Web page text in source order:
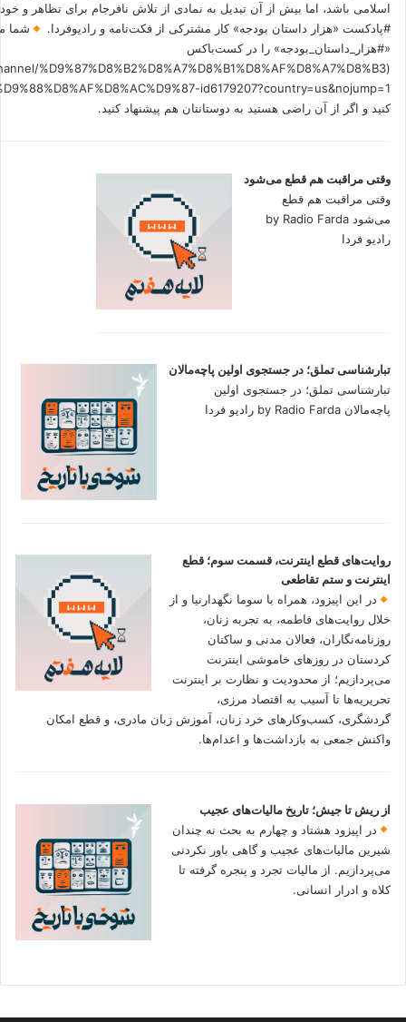
اسلامی باشد، اما بیش از آن تبدیل به نمادی از تلاش نافرجام برای تظاهر و
#پادکست «هزار داستان بودجه» کار مشترکی از فکت‌نامه و رادیوفردا.
شما
«#هزار_داستان_بودجه» را در کست‌باکس
%D9%87%D8%B2%D8%A7%D8%B1%D8%AF%D8%A7%D8%B3
کنید و اگر از آن راضی هستید به دوستانتان هم پیشنهاد کنید.
وقتی مراقبت هم قطع می‌شود
وقتی مراقبت هم قطع
می‌شود by Radio Farda
رادیو فردا
تبارشناسی تملق؛ در جستجوی اولین‌ پاچه‌مالان
تبارشناسی تملق؛ در جستجوی اولین‌
پاچه‌مالان by Radio Farda رادیو فردا
روایت‌های قطع اینترنت، قسمت سوم؛ قطع
اینترنت و ستم تقاطعی
در این اپیزود، همراه با سوما نگهدارنیا و از
خلال روایت‌های فاطمه، به تجربه زنان،
روزنامه‌نگاران، فعالان مدنی و ساکنان
کردستان در روزهای خاموشی اینترنت
می‌پردازیم؛ از محدودیت و نظارت بر اینترنت
تحریریه‌ها تا آسیب به اقتصاد مرزی،
گردشگری، کسب‌وکارهای خرد زنان، آموزش زبان مادری، و قطع امکان
واکنش جمعی به بازداشت‌ها و اعدام‌ها.
از ریش تا جیش؛ تاریخ مالیات‌های عجیب
در اپیزود هشتاد و چهارم به بحث نه چندان
شیرین مالیات‌های عجیب و گاهی باور نکردنی‌
می‌پردازیم. از مالیات تجرد و پنجره گرفته تا
کلاه و ادرار انسانی.